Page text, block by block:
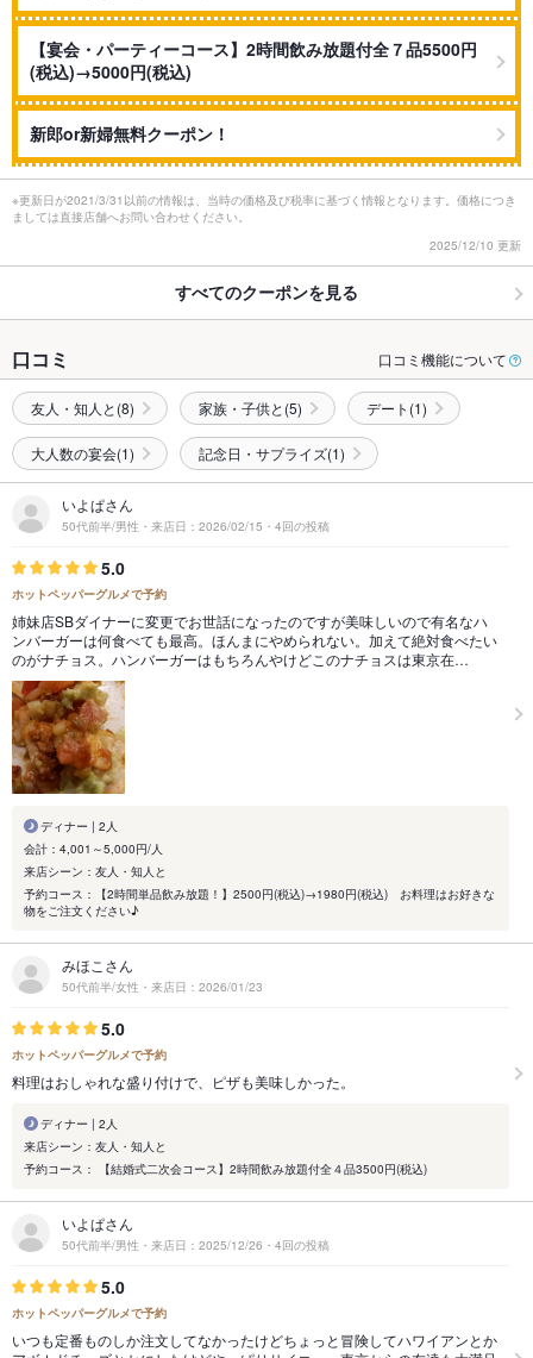
【宴会・パーティーコース】2時間飲み放題付全７品5500円
(税込)→5000円(税込)
新郎or新婦無料クーポン！
※更新日が2021/3/31以前の情報は、当時の価格及び税率に基づく情報となります。価格につき
ましては直接店舗へお問い合わせください。
2025/12/10 更新
すべてのクーポンを見る
口コミ 口コミ機能について
友人・知人と(8) 家族・子供と(5) デート(1)
大人数の宴会(1) 記念日・サプライズ(1)
いよぱさん
50代前半/男性・来店日：2026/02/15・4回の投稿
5.0
ホットペッパーグルメで予約
姉妹店SBダイナーに変更でお世話になったのですが美味しいので有名なハ
ンバーガーは何食べても最高。ほんまにやめられない。加えて絶対食べたい
のがナチョス。ハンバーガーはもちろんやけどこのナチョスは東京在…
ディナー | 2人
会計：4,001～5,000円/人
来店シーン：友人・知人と
予約コース：【2時間単品飲み放題！】2500円(税込)→1980円(税込) お料理はお好きな
物をご注文ください♪
みほこさん
50代前半/女性・来店日：2026/01/23
5.0
ホットペッパーグルメで予約
料理はおしゃれな盛り付けで、ピザも美味しかった。
ディナー | 2人
来店シーン：友人・知人と
予約コース： 【結婚式二次会コース】2時間飲み放題付全４品3500円(税込)
いよぱさん
50代前半/男性・来店日：2025/12/26・4回の投稿
5.0
ホットペッパーグルメで予約
いつも定番ものしか注文してなかったけどちょっと冒険してハワイアンとか